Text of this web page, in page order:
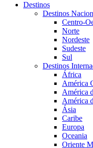
Destinos
Destinos
Centro-
Norte
Nordeste
Sudeste
Sul
Destinos
África
América
América
América
Ásia
Caribe
Europa
Oceania
Oriente